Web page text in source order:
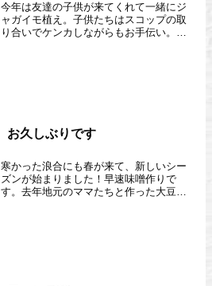
今年は友達の子供が来てくれて一緒にジ
ャガイモ植え。子供たちはスコップの取
り合いでケンカしながらもお手伝い。顔
お久しぶりです
寒かった浪合にも春が来て、新しいシー
ズンが始まりました！早速味噌作りで
す。去年地元のママたちと作った大豆で